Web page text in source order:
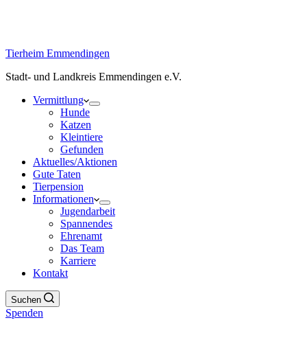
Tierheim Emmendingen
Stadt- und Landkreis Emmendingen e.V.
Vermittlung
Hunde
Katzen
Kleintiere
Gefunden
Aktuelles/Aktionen
Gute Taten
Tierpension
Informationen
Jugendarbeit
Spannendes
Ehrenamt
Das Team
Karriere
Kontakt
Suchen
Spenden